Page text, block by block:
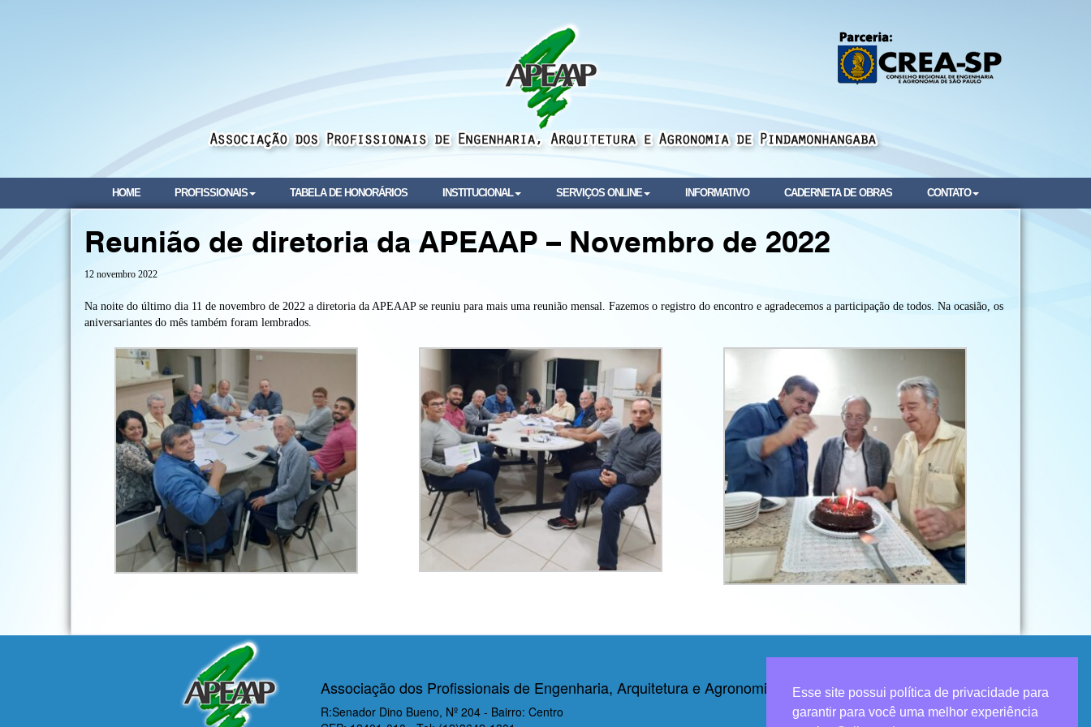
HOME PROFISSIONAIS TABELA DE HONORÁRIOS INSTITUCIONAL SERVIÇOS ONLINE INFORMATIVO CADERNETA DE OBRAS CONTATO
Reunião de diretoria da APEAAP – Novembro de 2022
12 novembro 2022
Na noite do último dia 11 de novembro de 2022 a diretoria da APEAAP se reuniu para mais uma reunião mensal. Fazemos o registro do encontro e agradecemos a participação de todos. Na ocasião, os
aniversariantes do mês também foram lembrados.
Associação dos Profissionais de Engenharia, Arquitetura e Agronomia de Pindamonhangaba
R:Senador Dino Bueno, Nº 204 - Bairro: Centro
Esse site possui política de privacidade para
garantir para você uma melhor experiência